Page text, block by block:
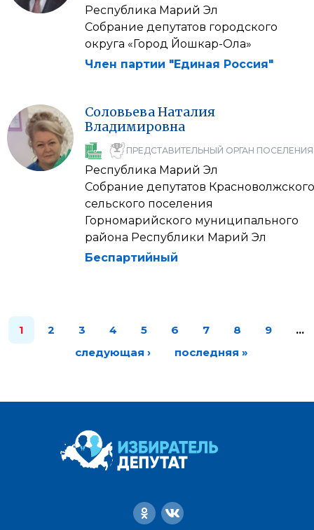
Республика Марий Эл
Собрание депутатов городского
округа «Город Йошкар-Ола»
Член партии "Единая Россия"
СоловьеваНаталия
Владимировна
ПРЕДСТАВИТЕЛЬНЫЙ ОРГАН ПОСЕЛЕНИЯ
Республика Марий Эл
Собрание депутатов Красноволжского
сельского поселения
Горномарийского муниципального
района Республики Марий Эл
Беспартийный
1 2 3 4 5 6 7 8 9
…
следующая ›
последняя »